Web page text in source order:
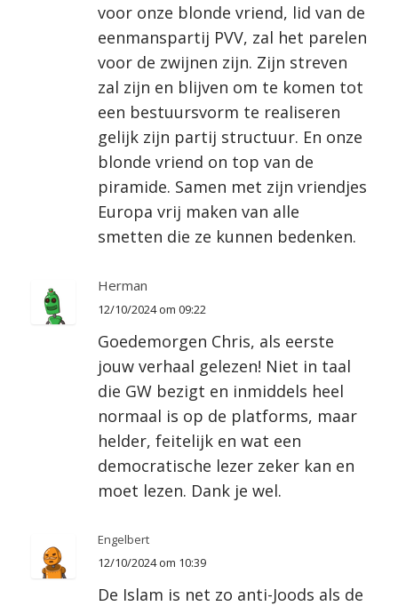
voor onze blonde vriend, lid van de
eenmanspartij PVV, zal het parelen
voor de zwijnen zijn. Zijn streven
zal zijn en blijven om te komen tot
een bestuursvorm te realiseren
gelijk zijn partij structuur. En onze
blonde vriend on top van de
piramide. Samen met zijn vriendjes
Europa vrij maken van alle
smetten die ze kunnen bedenken.
Herman
12/10/2024 om 09:22
Goedemorgen Chris, als eerste
jouw verhaal gelezen! Niet in taal
die GW bezigt en inmiddels heel
normaal is op de platforms, maar
helder, feitelijk en wat een
democratische lezer zeker kan en
moet lezen. Dank je wel.
Engelbert
12/10/2024 om 10:39
De Islam is net zo anti-Joods als de